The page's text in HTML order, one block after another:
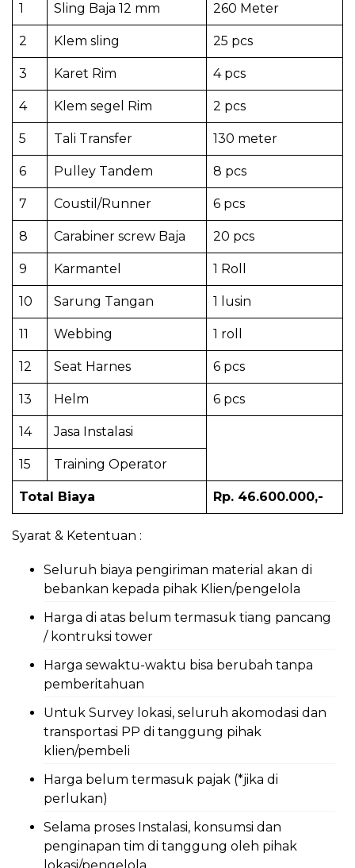
1 Sling Baja 12 mm 260 Meter
2 Klem sling 25 pcs
3 Karet Rim 4 pcs
4 Klem segel Rim 2 pcs
5 Tali Transfer 130 meter
6 Pulley Tandem 8 pcs
7 Coustil/Runner 6 pcs
8 Carabiner screw Baja 20 pcs
9 Karmantel 1 Roll
10 Sarung Tangan 1 lusin
11 Webbing 1 roll
12 Seat Harnes 6 pcs
13 Helm 6 pcs
14 Jasa Instalasi
15 Training Operator
Total Biaya Rp. 46.600.000,-
Syarat & Ketentuan :
Seluruh biaya pengiriman material akan di
bebankan kepada pihak Klien/pengelola
Harga di atas belum termasuk tiang pancang
/ kontruksi tower
Harga sewaktu-waktu bisa berubah tanpa
pemberitahuan
Untuk Survey lokasi, seluruh akomodasi dan
transportasi PP di tanggung pihak
klien/pembeli
Harga belum termasuk pajak (*jika di
perlukan)
Selama proses Instalasi, konsumsi dan
penginapan tim di tanggung oleh pihak